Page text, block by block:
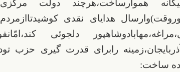
هموارساخت،هرچند دولت مرکزی
هدایای نقدی
دلجوئی
رابرای قدرت گیری حزب
ساخت: